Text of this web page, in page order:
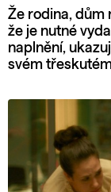
Že rodina, dům
že je nutné
naplnění,
svém